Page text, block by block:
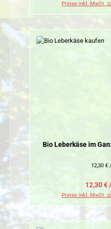
Preise inkl. MwSt.
Bio Leberkäse im
12,30 €
12,30 €
Preise inkl. MwSt.